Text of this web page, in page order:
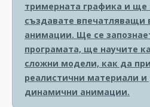
тримерната графика и ще
създавате впечатляващи
анимации. Ще се
програмата, ще научите
сложни модели, как да
реалистични материали и
динамични анимации.